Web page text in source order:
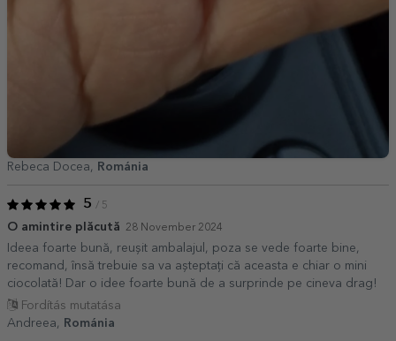
Rebeca Docea, Románia
5 / 5
O amintire plăcută 28 November 2024
Ideea foarte bună, reușit ambalajul, poza se vede foarte bine,
recomand, însă trebuie sa va așteptați că aceasta e chiar o mini
ciocolată! Dar o idee foarte bună de a surprinde pe cineva drag!
Fordítás mutatása
Andreea,
Románia